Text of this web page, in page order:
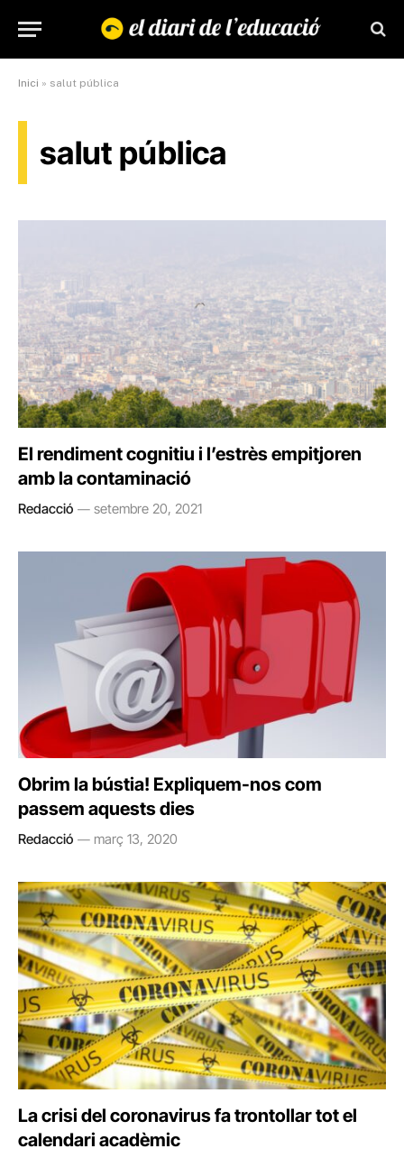
Inici » salut pública
salut pública
El rendiment cognitiu i l’estrès empitjoren
amb la contaminació
Redacció setembre 20, 2021
Obrim la bústia! Expliquem-nos com
passem aquests dies
Redacció març 13, 2020
La crisi del coronavirus fa trontollar tot el
calendari acadèmic